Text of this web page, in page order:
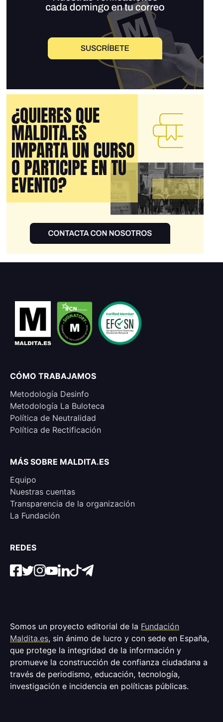
CÓMO TRABAJAMOS
Metodología Desinfo
Metodología La Buloteca
Política de Neutralidad
Política de Rectificación
MÁS SOBRE MALDITA.ES
Equipo
Nuestras cuentas
Transparencia de la organización
La Fundación
REDES
Somos un proyecto editorial de la Fundación
Maldita.es, sin ánimo de lucro y con sede en España,
que protege la integridad de la información y
promueve la construcción de confianza ciudadana a
través de periodismo, educación, tecnología,
investigación e incidencia en políticas públicas.